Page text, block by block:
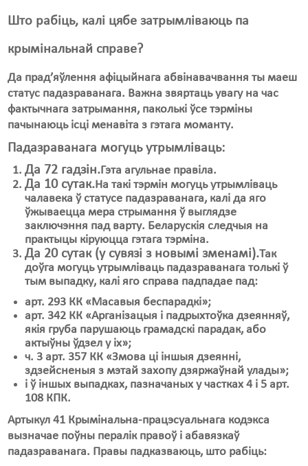
Што рабіць, калі цябе затрымліваюць па
крымінальнай справе?
Да прад’яўлення афіцыйнага абвінавачвання ты маеш
статус падазраванага. Важна звяртаць увагу на час
фактычнага затрымання, паколькі ўсе тэрміны
пачынаюць ісці менавіта з гэтага моманту.
Падазраванага могуць утрымліваць:
Да 72 гадзін.Гэта агульнае правіла.
Да 10 сутак.На такі тэрмін могуць утрымліваць
чалавека ў статусе падазраванага, калі да яго
ўжываецца мера стрымання ў выглядзе
заключэння пад варту. Беларускія следчыя на
практыцы кіруюцца гэтага тэрміна.
Да 20 сутак (у сувязі з новымі зменамі).Так
доўга могуць утрымліваць падазраванага толькі ў
тым выпадку, калі яго справа падпадае пад:
арт. 293 КК «Масавыя беспарадкі»;
арт. 342 КК «Арганізацыя і падрыхтоўка дзеянняў,
якія груба парушаюць грамадскі парадак, або
актыўны ўдзел у іх»;
ч. 3 арт. 357 КК «Змова ці іншыя дзеянні,
здзейсненыя з мэтай захопу дзяржаўнай улады»;
і ў іншых выпадках, пазначаных у частках 4 і 5 арт.
108 КПК.
Артыкул 41 Крымінальна-працэсуальнага кодэкса
вызначае поўны пералік правоў і абавязкаў
падазраванага. Правы падказваюць, што рабіць: